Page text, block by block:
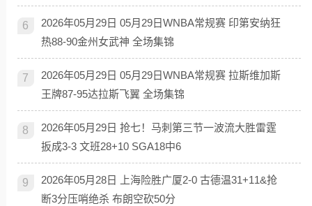
6
2026年05月29日 05月29日WNBA常规赛 印第安纳狂
热88-90金州女武神 全场集锦
7
2026年05月29日 05月29日WNBA常规赛 拉斯维加斯
王牌87-95达拉斯飞翼 全场集锦
8
2026年05月29日 抢七！马刺第三节一波流大胜雷霆
扳成3-3 文班28+10 SGA18中6
9
2026年05月28日 上海险胜广厦2-0 古德温31+11&抢
断3分压哨绝杀 布朗空砍50分